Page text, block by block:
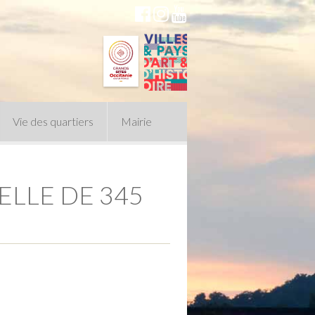
Vie des quartiers Mairie
Conseil Municipal
politique
DE 345